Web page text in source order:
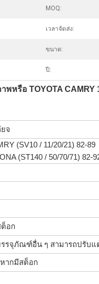
MOQ:
เวลาจัดส่ง:
ขนาด:
ปี:
รือ TOYOTA CAMRY
จ
(SV10 / 11/20/21) 82-89
(ST140 / 50/70/71) 82-
อก
รรจุภัณฑ์อื่น ๆ สามารถปรับแ
ากมีสต็อก